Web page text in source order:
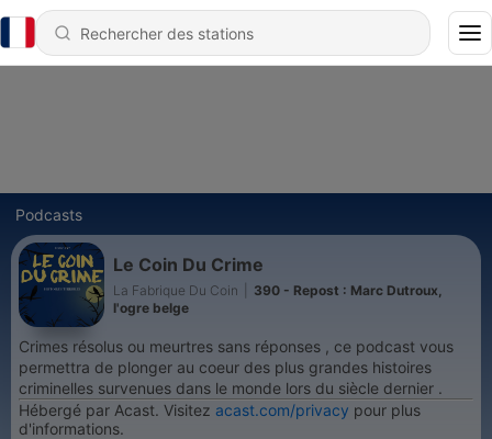
Podcasts
Le Coin Du Crime
La Fabrique Du Coin
390 - Repost : Marc Dutroux,
l'ogre belge
Crimes résolus ou meurtres sans réponses , ce podcast vous
permettra de plonger au coeur des plus grandes histoires
criminelles survenues dans le monde lors du siècle dernier .
Hébergé par Acast. Visitez acast.com/privacy pour plus
d'informations.